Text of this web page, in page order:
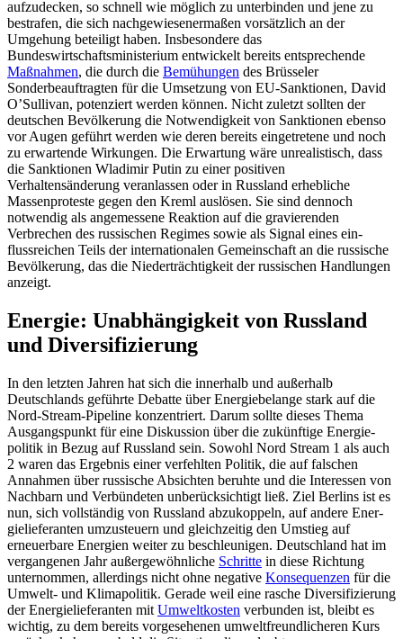
aufzudecken, so schnell wie möglich zu unterbinden und jene zu
bestrafen, die sich nachgewiesenermaßen vorsätzlich an der
Umgehung beteiligt haben. Insbesondere das
Bundeswirtschaftsministerium ent­wickelt bereits entsprechende
Maßnahmen, die durch die Bemühungen des Brüsseler
Sonderbeauftragten für die Umsetzung von EU-Sanktionen, David
O’Sullivan, potenziert werden können. Nicht zuletzt sollten der
deutschen Bevölkerung die Notwendigkeit von Sanktionen ebenso
vor Augen geführt werden wie deren bereits eingetretene und noch
zu erwartende Wir­kungen. Die Erwartung wäre unrealistisch, dass
die Sanktionen Wladimir Putin zu einer posi­tiven
Verhaltensänderung veranlassen oder in Russland erhebliche
Massenproteste gegen den Kreml auslösen. Sie sind den­noch
notwendig als angemessene Reaktion auf die gravierenden
Verbrechen des rus­sischen Regimes sowie als Signal eines ein­
flussreichen Teils der internationalen Gemeinschaft an die russische
Bevölkerung, das die Niederträchtigkeit der russischen Handlungen
anzeigt.
Energie: Unabhängigkeit von Russland
und Diversifizierung
In den letzten Jahren hat sich die innerhalb und außerhalb
Deutschlands geführte Debatte über Energiebelange stark auf die
Nord-Stream-Pipeline konzentriert. Darum sollte dieses Thema
Ausgangspunkt für eine Diskussion über die zukünftige Energie­
politik in Bezug auf Russland sein. Sowohl Nord Stream 1 als auch
2 waren das Ergeb­nis einer verfehlten Politik, die auf falschen
Annahmen über russische Absichten beruhte und die Interessen von
Nachbarn und Verbündeten unberücksichtigt ließ. Ziel Berlins ist es
nun, sich vollständig von Russland abzukoppeln, auf andere Ener­
gielieferanten umzusteuern und gleichzeitig den Umstieg auf
erneuerbare Energien weiter zu beschleunigen. Deutschland hat im
vergangenen Jahr außergewöhnliche Schritte in diese Richtung
unternommen, allerdings nicht ohne negative Konsequenzen für die
Umwelt- und Klimapolitik. Gerade weil eine rasche Diversifizierung
der Energielieferanten mit Umweltkosten verbunden ist, bleibt es
wichtig, zu dem bereits vorgesehenen umweltfreundliche­ren Kurs